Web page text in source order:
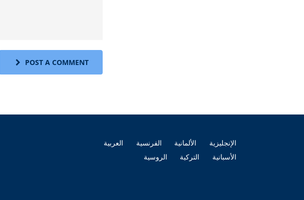
POST A COMMENT
الإنجليزية الألمانية الفرنسية
العربية
الأسبانية
التركية الروسية